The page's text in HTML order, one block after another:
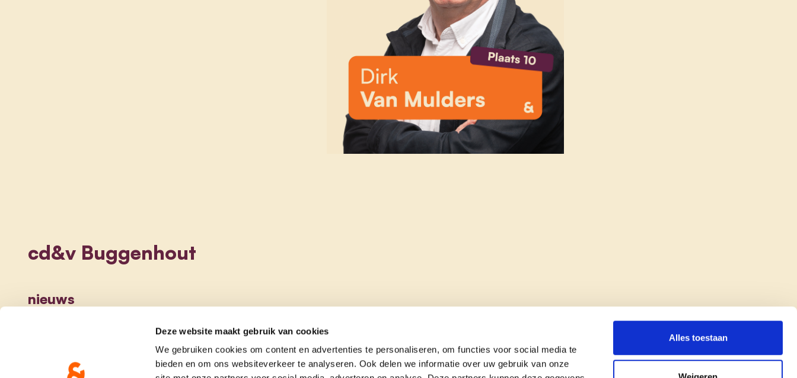
Deze website maakt gebruik van cookies
We gebruiken cookies om content en advertenties te personaliseren, om functies voor social media te
bieden en om ons websiteverkeer te analyseren. Ook delen we informatie over uw gebruik van onze
Alles toestaan
cd&v Buggenhout
nieuws